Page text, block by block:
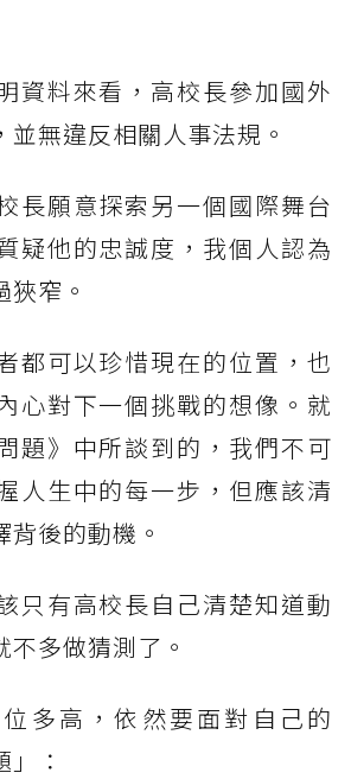
資料來看，高校長參加國外
並無違反相關人事法規。
長願意探索另一個國際舞台
疑他的忠誠度，我個人認為
窄。
都可以珍惜現在的位置，也
心對下一個挑戰的想像。就
題》中所談到的，我們不可
人生中的每一步，但應該清
後的動機。
只有高校長自己清楚知道動
多做猜測了。
多高，依然要面對自己的
」：